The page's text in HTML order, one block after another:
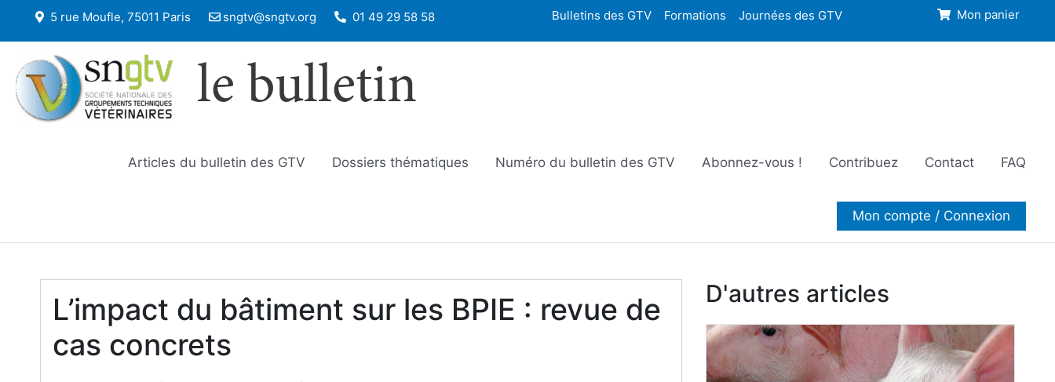
5 rue Moufle, 75011 Paris sngtv@sngtv.org 01 49 29 58 58 Bulletins des GTV Formations Journées des GTV Mon panier
le bulletin
Articles du bulletin des GTV Dossiers thématiques Numéro du bulletin des GTV Abonnez-vous ! Contribuez Contact FAQ
Mon compte / Connexion
L’impact du bâtiment sur les BPIE : revue de
cas concrets
D'autres articles